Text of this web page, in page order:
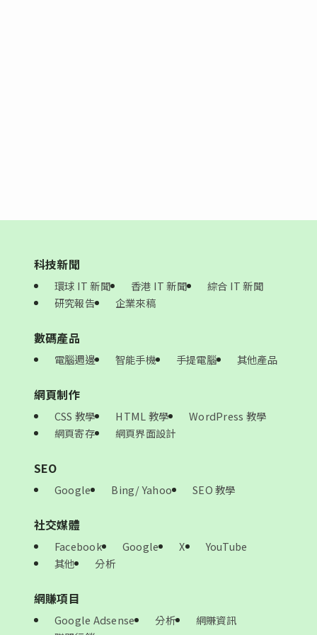
科技新聞
環球 IT 新聞 香港 IT 新聞
綜合 IT 新聞
研究報告
企業來稿
數碼產品
電腦週邊 智能手機 手提電腦 其他產品
網頁制作
CSS 教學 HTML 教學
WordPress 教學
網頁寄存
網頁界面設計
SEO
Google Bing/ Yahoo SEO 教學
社交媒體
Facebook Google X
YouTube
其他
分析
網賺項目
Google Adsense 分析
網賺資訊